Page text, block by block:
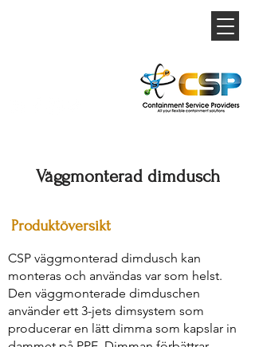
Väggmonterad dimdusch
Produktöversikt
CSP väggmonterad dimdusch kan
monteras och användas var som helst.
Den väggmonterade dimduschen
använder ett 3-jets dimsystem som
producerar en lätt dimma som kapslar in